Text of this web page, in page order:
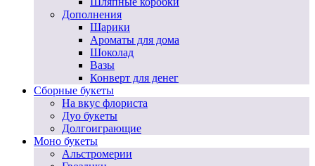
Дополнения
Шарики
Ароматы для дома
Шоколад
Вазы
Конверт для денег
Сборные букеты
На вкус флориста
Дуо букеты
Долгоиграющие
Моно букеты
Альстромерии